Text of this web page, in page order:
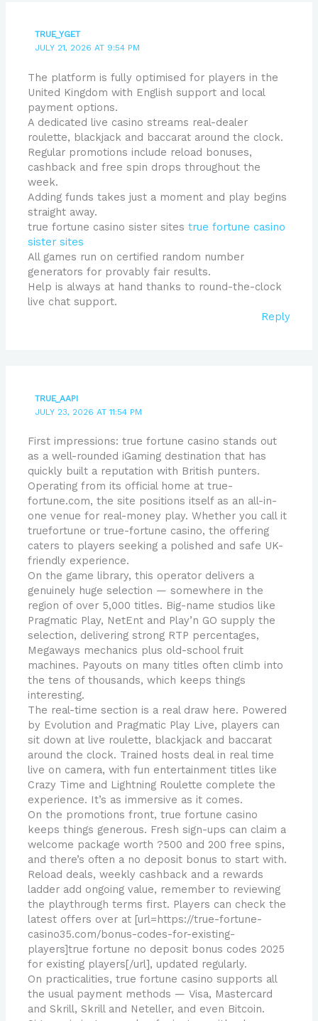
TRUE_YGET
JULY 21, 2026 AT 9:54 PM
The platform is fully optimised for players in the
United Kingdom with English support and local
payment options.
A dedicated live casino streams real-dealer
roulette, blackjack and baccarat around the clock.
Regular promotions include reload bonuses,
cashback and free spin drops throughout the
week.
Adding funds takes just a moment and play begins
straight away.
true fortune casino sister sitestrue fortune casino
sister sites
All games run on certified random number
generators for provably fair results.
Help is always at hand thanks to round-the-clock
live chat support.
Reply
TRUE_AAPI
JULY 23, 2026 AT 11:54 PM
First impressions: true fortune casino stands out
as a well-rounded iGaming destination that has
quickly built a reputation with British punters.
Operating from its official home at true-
fortune.com, the site positions itself as an all-in-
one venue for real-money play. Whether you call it
truefortune or true-fortune casino, the offering
caters to players seeking a polished and safe UK-
friendly experience.
On the game library, this operator delivers a
genuinely huge selection — somewhere in the
region of over 5,000 titles. Big-name studios like
Pragmatic Play, NetEnt and Play’n GO supply the
selection, delivering strong RTP percentages,
Megaways mechanics plus old-school fruit
machines. Payouts on many titles often climb into
the tens of thousands, which keeps things
interesting.
The real-time section is a real draw here. Powered
by Evolution and Pragmatic Play Live, players can
sit down at live roulette, blackjack and baccarat
around the clock. Trained hosts deal in real time
live on camera, with fun entertainment titles like
Crazy Time and Lightning Roulette complete the
experience. It’s as immersive as it comes.
On the promotions front, true fortune casino
keeps things generous. Fresh sign-ups can claim a
welcome package worth ?500 and 200 free spins,
and there’s often a no deposit bonus to start with.
Reload deals, weekly cashback and a rewards
ladder add ongoing value, remember to reviewing
the playthrough terms first. Players can check the
latest offers over at [url=https://true-fortune-
casino35.com/bonus-codes-for-existing-
players]true fortune no deposit bonus codes 2025
for existing players[/url], updated regularly.
On practicalities, true fortune casino supports all
the usual payment methods — Visa, Mastercard
and Skrill, Skrill and Neteller, and even Bitcoin.